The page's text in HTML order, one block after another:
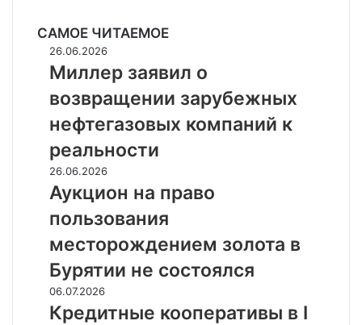
САМОЕ ЧИТАЕМОЕ
Миллер
заявил
возвращении
зарубежных
нефтегазовых
компаний
к
реальности
26.06.2026
Миллер заявил о
возвращении зарубежных
нефтегазовых компаний к
реальности
Аукцион
на
право
пользования
месторождением
золота
в
Бурятии
не
26.06.2026
Аукцион на право
пользования
месторождением золота в
Бурятии не состоялся
Кредитные
кооперативы
06.07.2026
Кредитные кооперативы в I